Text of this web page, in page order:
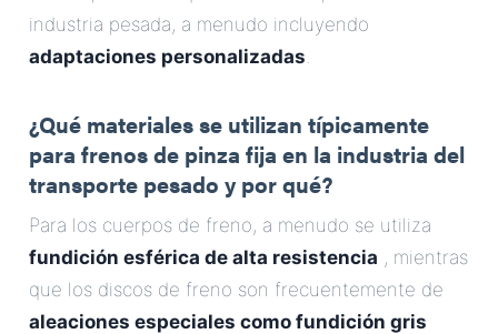
industria pesada, a menudo incluyendo
adaptaciones personalizadas.
¿Qué materiales se utilizan típicamente
para frenos de pinza fija en la industria del
transporte pesado y por qué?
Para los cuerpos de freno, a menudo se utiliza
fundición esférica de alta resistencia , mientras
que los discos de freno son frecuentemente de
aleaciones especiales como fundición gris